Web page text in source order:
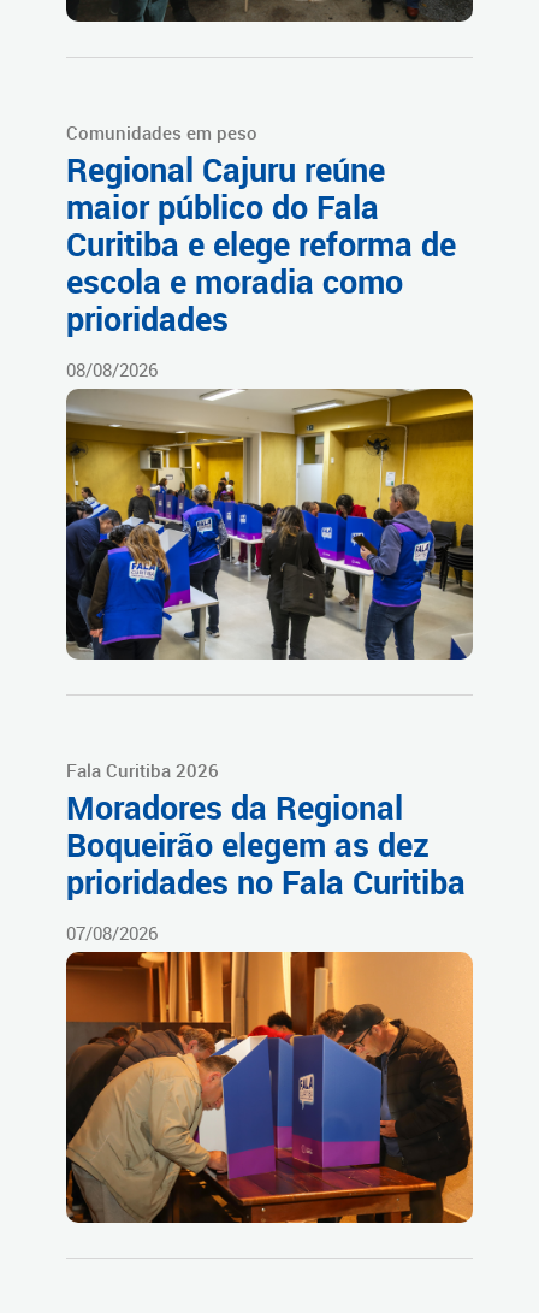
Comunidades em peso
Regional Cajuru reúne
maior público do Fala
Curitiba e elege reforma de
escola e moradia como
prioridades
08/08/2026
Fala Curitiba 2026
Moradores da Regional
Boqueirão elegem as dez
prioridades no Fala Curitiba
07/08/2026